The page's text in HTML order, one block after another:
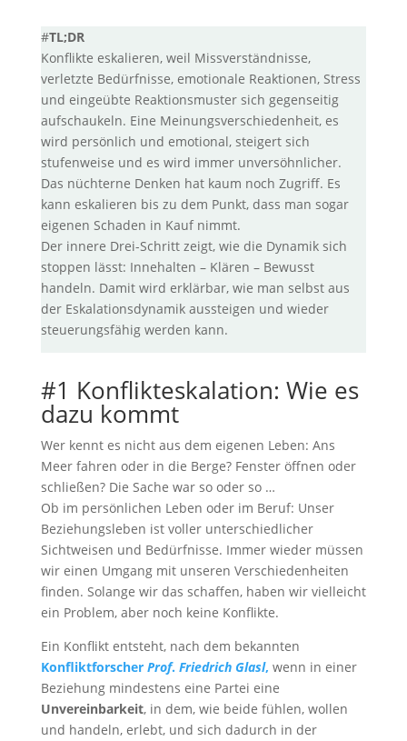
#TL;DR
Konflikte eskalieren, weil Missverständnisse,
verletzte Bedürfnisse, emotionale Reaktionen, Stress
und eingeübte Reaktionsmuster sich gegenseitig
aufschaukeln. Eine Meinungsverschiedenheit, es
wird persönlich und emotional, steigert sich
stufenweise und es wird immer unversöhnlicher.
Das nüchterne Denken hat kaum noch Zugriff. Es
kann eskalieren bis zu dem Punkt, dass man sogar
eigenen Schaden in Kauf nimmt.
Der innere Drei-Schritt zeigt, wie die Dynamik sich
stoppen lässt: Innehalten – Klären – Bewusst
handeln. Damit wird erklärbar, wie man selbst aus
der Eskalationsdynamik aussteigen und wieder
steuerungsfähig werden kann.
#1 Konflikteskalation: Wie es
dazu kommt
Wer kennt es nicht aus dem eigenen Leben: Ans
Meer fahren oder in die Berge? Fenster öffnen oder
schließen? Die Sache war so oder so …
Ob im persönlichen Leben oder im Beruf: Unser
Beziehungsleben ist voller unterschiedlicher
Sichtweisen und Bedürfnisse. Immer wieder müssen
wir einen Umgang mit unseren Verschiedenheiten
finden. Solange wir das schaffen, haben wir vielleicht
ein Problem, aber noch keine Konflikte.
Ein Konflikt entsteht, nach dem bekannten
Konfliktforscher Prof. Friedrich Glasl, wenn in einer
Beziehung mindestens eine Partei eine
Unvereinbarkeit, in dem, wie beide fühlen, wollen
und handeln, erlebt, und sich dadurch in der